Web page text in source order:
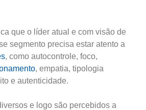
que o líder atual e com visão de
segmento precisa estar atento a
, como autocontrole, foco,
, empatia, tipologia
e autenticidade.
e logo são percebidos a